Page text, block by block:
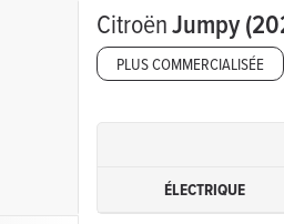
CitroënJumpy
PLUS COMMERCIALISÉE
ÉLECTRIQUE